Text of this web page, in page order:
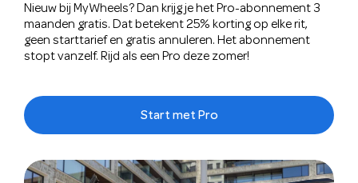
Nieuw bij MyWheels? Dan krijg je het Pro-abonnement 3
maanden gratis. Dat betekent 25% korting op elke rit,
geen starttarief en gratis annuleren. Het abonnement
stopt vanzelf. Rijd als een Pro deze zomer!
Start met Pro